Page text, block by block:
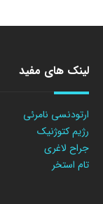
لینک های مفید
ارتودنسی نامرئی
رژیم کتوژنیک
جراح لاغری
تام استخر